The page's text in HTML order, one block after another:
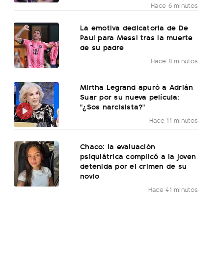
Hace 6 minutos
La emotiva dedicatoria de De
Paul para Messi tras la muerte
de su padre
Hace 8 minutos
Mirtha Legrand apuró a Adrián
Suar por su nueva película:
"¿Sos narcisista?"
Hace 11 minutos
Chaco: la evaluación
psiquiátrica complicó a la joven
detenida por el crimen de su
novio
Hace 41 minutos